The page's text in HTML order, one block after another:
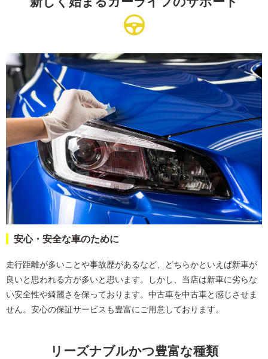
安心・安全な車のために
走行距離が多いことや事故歴があるなど、どちらかといえば新車が
良いと思われる方が多いと思います。しかし、当店は新車に劣らな
い安全性や綺麗さを保っております。中古車を中古車と感じさせま
せん。安心の保証サービスも豊富にご用意しております。
リーズナブルかつ豊富な種類